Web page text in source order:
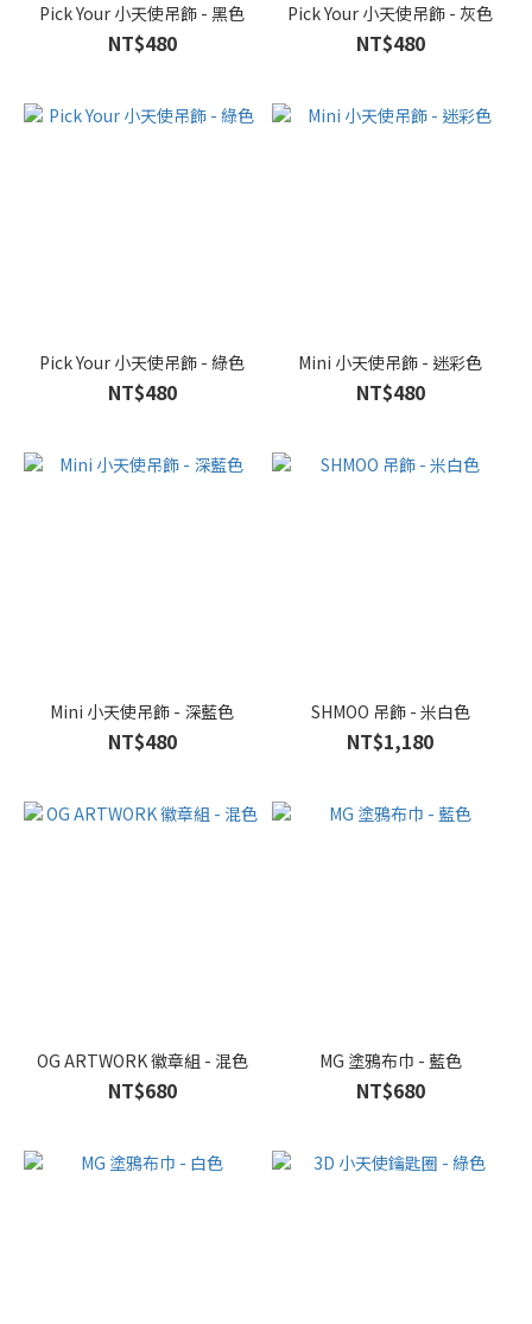
Pick Your 小天使吊飾 - 黑色
NT$480
Pick Your 小天使吊飾 - 灰色
NT$480
Pick Your 小天使吊飾 - 綠色
NT$480
Mini 小天使吊飾 - 迷彩色
NT$480
Mini 小天使吊飾 - 深藍色
NT$480
SHMOO 吊飾 - 米白色
NT$1,180
OG ARTWORK 徽章組 - 混色
NT$680
MG 塗鴉布巾 - 藍色
NT$680